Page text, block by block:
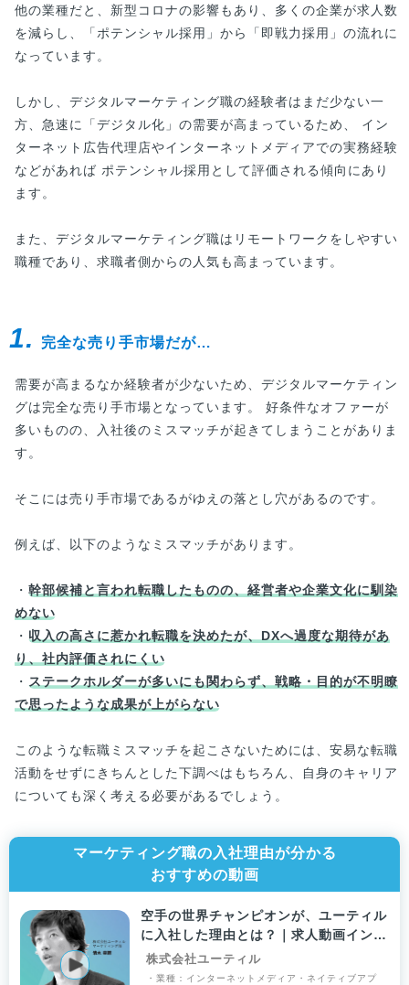
他の業種だと、新型コロナの影響もあり、多くの企業が求人数
を減らし、「ポテンシャル採用」から「即戦力採用」の流れに
なっています。
しかし、デジタルマーケティング職の経験者はまだ少ない一
方、急速に「デジタル化」の需要が高まっているため、 イン
ターネット広告代理店やインターネットメディアでの実務経験
などがあれば ポテンシャル採用として評価される傾向にあり
ます。
また、デジタルマーケティング職はリモートワークをしやすい
職種であり、求職者側からの人気も高まっています。
1. 完全な売り手市場だが…
需要が高まるなか経験者が少ないため、デジタルマーケティン
グは完全な売り手市場となっています。 好条件なオファーが
多いものの、入社後のミスマッチが起きてしまうことがありま
す。
そこには売り手市場であるがゆえの落とし穴があるのです。
例えば、以下のようなミスマッチがあります。
・ 幹部候補と言われ転職したものの、経営者や企業文化に馴染
めない
・ 収入の高さに惹かれ転職を決めたが、DXへ過度な期待があ
り、社内評価されにくい
・ ステークホルダーが多いにも関わらず、戦略・目的が不明瞭
で思ったような成果が上がらない
このような転職ミスマッチを起こさないためには、安易な転職
活動をせずにきちんとした下調べはもちろん、自身のキャリア
についても深く考える必要があるでしょう。
マーケティング職の入社理由が分かる
おすすめの動画
空手の世界チャンピオンが、ユーティル
に入社した理由とは？｜求人動画インタ
ビュー
株式会社ユーティル
・業種：インターネットメディア・ネイティブアプ